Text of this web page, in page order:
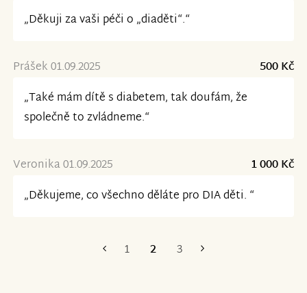
„Děkuji za vaši péči o „diaděti“.“
Prášek 01.09.2025
500 Kč
„Také mám dítě s diabetem, tak doufám, že
společně to zvládneme.“
Veronika 01.09.2025
1 000 Kč
„Děkujeme, co všechno děláte pro DIA děti. “
1 2 3